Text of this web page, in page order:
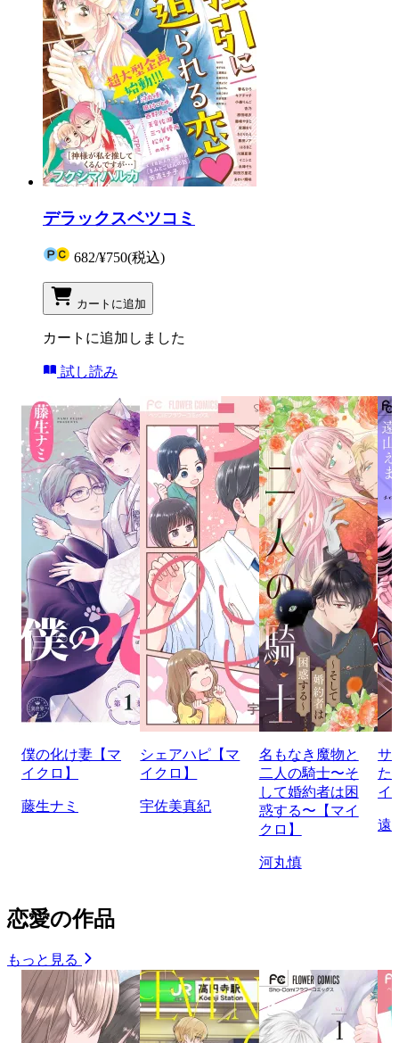
デラックスベツコミ
682/¥750(税込)
カートに追加
カートに追加しました
試し読み
僕の化け妻【マ
イクロ】
藤生ナミ
シェアハピ【マ
イクロ】
宇佐美真紀
名もなき魔物と
二人の騎士〜そ
して婚約者は困
惑する〜【マイ
クロ】
河丸慎
サ
た
イ
遠
恋愛の作品
もっと見る